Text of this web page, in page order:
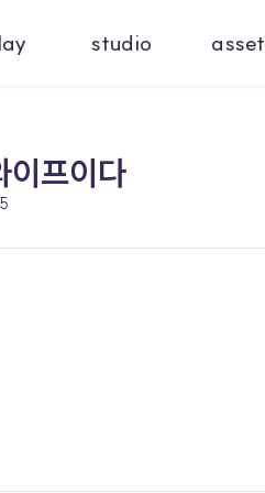
studio asset
이프이다